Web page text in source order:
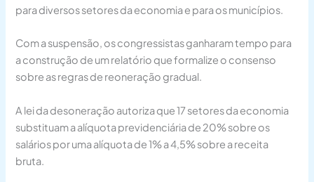
para diversos setores da economia e para os municípios.
Com a suspensão, os congressistas ganharam tempo para
a construção de um relatório que formalize o consenso
sobre as regras de reoneração gradual.
A lei da desoneração autoriza que 17 setores da economia
substituam a alíquota previdenciária de 20% sobre os
salários por uma alíquota de 1% a 4,5% sobre a receita
bruta.